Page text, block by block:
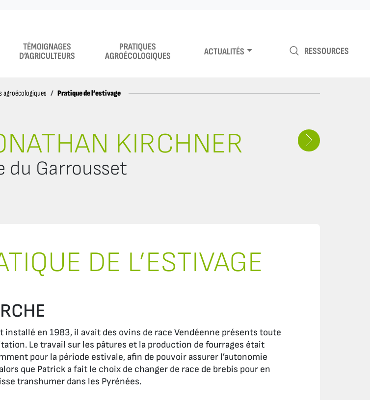
TÉMOIGNAGES
D’AGRICULTEURS
PRATIQUES
AGROÉCOLOGIQUES
ACTUALITÉS RESSOURCES
agroécologiques Pratique de l’estivage
KIRCHNER
du Garrousset
DE L’ESTIVAGE
installé en 1983, il avait des ovins de race Vendéenne présents toute
Le travail sur les pâtures et la production de fourrages était
pour la période estivale, afin de pouvoir assurer l’autonomie
que Patrick a fait le choix de changer de race de brebis pour en
transhumer dans les Pyrénées.